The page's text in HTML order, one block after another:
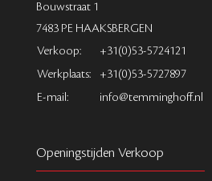
Bouwstraat 1
7483 PE HAAKSBERGEN
Verkoop:
+31(0)53-5724121
Werkplaats:
+31(0)53-5727897
E-mail:
info@temminghoff.nl
Openingstijden Verkoop